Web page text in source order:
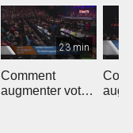
23 min
Comment
augmenter votre